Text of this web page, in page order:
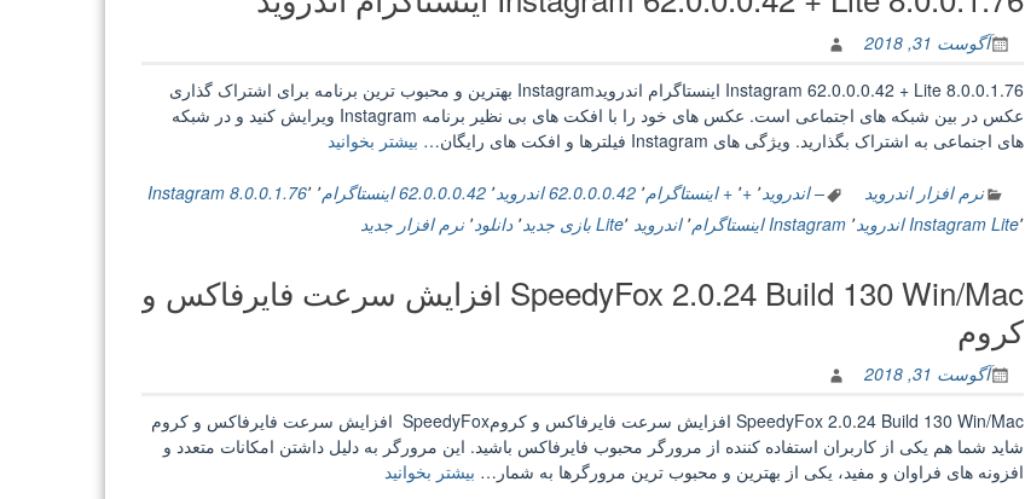
آگوست 31, 2018
Instagram 62.0.0.0.42 + Lite 8.0.0.1.76 اینستاگرام اندرویدInstagram بهترین و محبوب ترین برنامه برای اشتراک‌ گذاری
عکس در بین شبکه های اجتماعی است. عکس های خود را با افکت های بی نظیر برنامه Instagram ویرایش کنید و در شبکه
های اجنماعی به اشتراک بگذارید. ویژگی های Instagram فیلترها و افکت های رایگان…
بیشتر بخوانید
+
اندروید”
نرم افزار اندروید – اندروید٬ +٬ + اینستاگرام٬ 62.0.0.0.42 اندروید ٬ 62.0.0.0.42 اینستاگرام ٬ 8.0.0.1.76٬
Instagram
Lite٬ Instagram اندروید ٬ Instagram اینستاگرام ٬ اندروید Lite ٬ بازی جدید٬ دانلود٬ نرم افزار جدید
SpeedyFox 2.0.24 Build 130 Win/Mac افزایش سرعت فایرفاکس و
کروم
آگوست 31, 2018
SpeedyFox 2.0.24 Build 130 Win/Mac افزایش سرعت فایرفاکس و کرومSpeedyFox افزایش سرعت فایرفاکس و کروم
شاید شما هم یکی از کاربران استفاده کننده از مرورگر محبوب فایرفاکس باشید. این مرورگر به دلیل داشتن امکانات متعدد و
افزونه های فراوان و مفید، یکی از بهترین و محبوب ترین مرورگرها به شمار… بیشتر بخوانید